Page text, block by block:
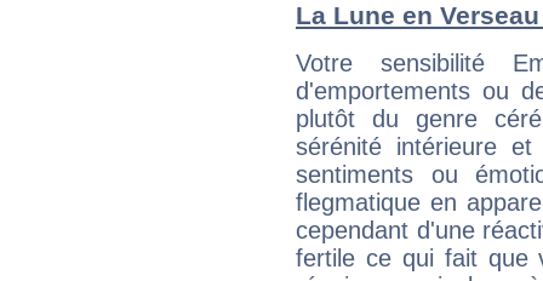
La Lune en
Votre sensibilité
d'emportements ou
plutôt du genre
sérénité intérieure
sentiments ou
flegmatique en
cependant d'une
fertile ce qui fait que